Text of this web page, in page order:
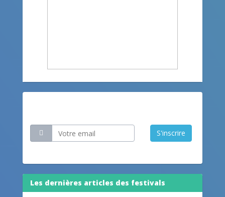
S'inscrire
Les dernières articles des festivals